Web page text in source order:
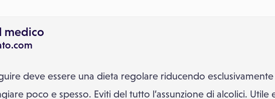
medico
deve essere una dieta regolare riducendo
poco e spesso. Eviti del tutto l’assunzione di alcolici.